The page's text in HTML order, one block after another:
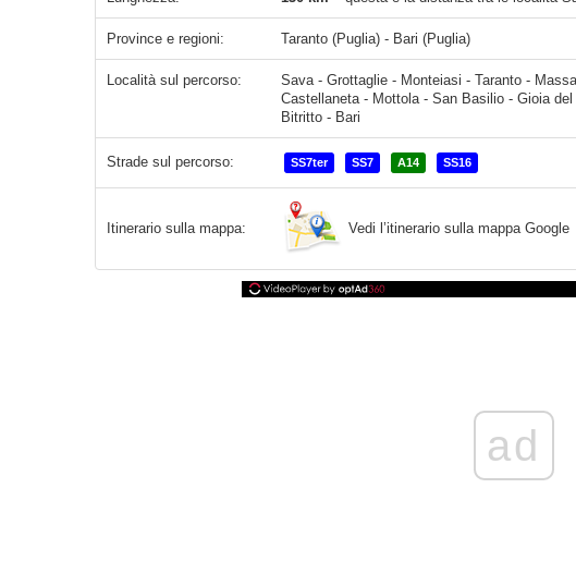
Province e regioni: Taranto (Puglia) - Bari (Puglia)
Località sul percorso:
Sava - Grottaglie - Monteiasi - Taranto -
Castellaneta - Mottola - San Basilio - Gioia
Bitritto - Bari
Strade sul percorso: SS7ter SS7 A14 SS16
Itinerario sulla mappa: Vedi l’itinerario sulla mappa Google
ad